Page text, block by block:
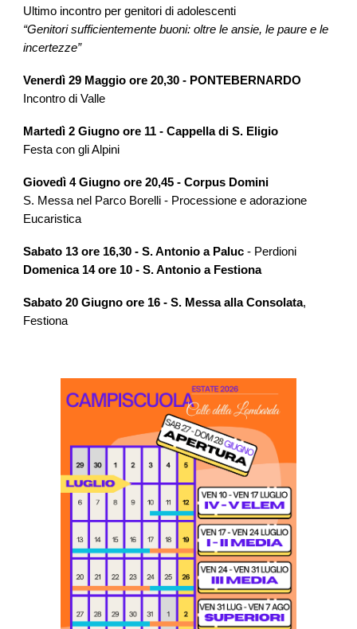
Ultimo incontro per genitori di adolescenti
“Genitori sufficientemente buoni: oltre le ansie, le paure e le
incertezze”
Venerdì 29 Maggio ore 20,30 - PONTEBERNARDO
Incontro di Valle
Martedì 2 Giugno ore 11 - Cappella di S. Eligio
Festa con gli Alpini
Giovedì 4 Giugno ore 20,45 - Corpus Domini
S. Messa nel Parco Borelli - Processione e adorazione
Eucaristica
Sabato 13 ore 16,30 - S. Antonio a Paluc - Perdioni
Domenica 14 ore 10 - S. Antonio a Festiona
Sabato 20 Giugno ore 16 - S. Messa alla Consolata,
Festiona